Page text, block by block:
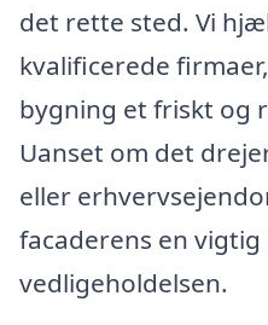
det rette sted. Vi
kvalificerede
bygning et friskt og
Uanset om det
eller
facaderens en
vedligeholdelsen.